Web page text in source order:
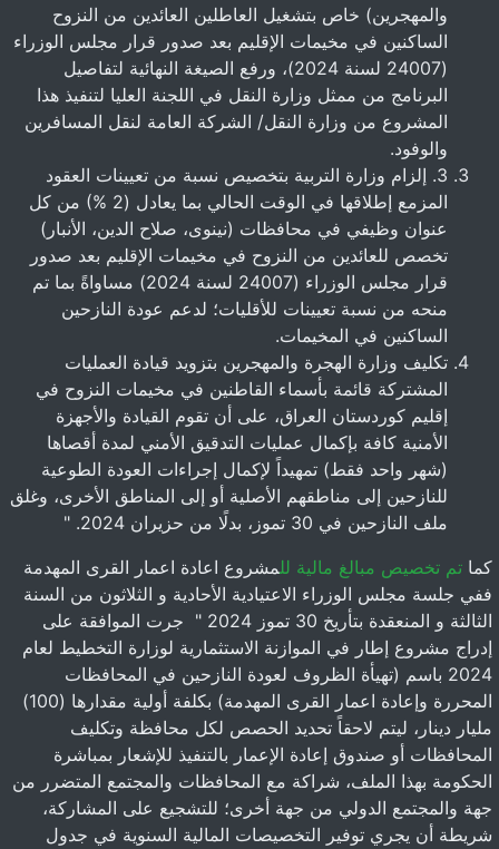
والمهجرين) خاص بتشغيل العاطلين العائدين من النزوح
الساكنين في مخيمات الإقليم بعد صدور قرار مجلس الوزراء
(24007 لسنة 2024)، ورفع الصيغة النهائية لتفاصيل
البرنامج من ممثل وزارة النقل في اللجنة العليا لتنفيذ هذا
المشروع من وزارة النقل/ الشركة العامة لنقل المسافرين
والوفود.
3. إلزام وزارة التربية بتخصيص نسبة من تعيينات العقود
المزمع إطلاقها في الوقت الحالي بما يعادل (2 %) من كل
عنوان وظيفي في محافظات (نينوى، صلاح الدين، الأنبار)
تخصص للعائدين من النزوح في مخيمات الإقليم بعد صدور
قرار مجلس الوزراء (24007 لسنة 2024) مساواةً بما تم
منحه من نسبة تعيينات للأقليات؛ لدعم عودة النازحين
الساكنين في المخيمات.
تكليف وزارة الهجرة والمهجرين بتزويد قيادة العمليات
المشتركة قائمة بأسماء القاطنين في مخيمات النزوح في
إقليم كوردستان العراق، على أن تقوم القيادة والأجهزة
الأمنية كافة بإكمال عمليات التدقيق الأمني لمدة أقصاها
(شهر واحد فقط) تمهيداً لإكمال إجراءات العودة الطوعية
للنازحين إلى مناطقهم الأصلية أو إلى المناطق الأخرى، وغلق
ملف النازحين في 30 تموز، بدلًا من حزيران 2024. "
كما تم تخصيص مبالغ مالية للمشروع اعادة اعمار القرى المهدمة
ففي جلسة مجلس الوزراء الاعتيادية الأحادية و الثلاثون من السنة
الثالثة و المنعقدة بتأريخ 30 تموز 2024 " جرت الموافقة على
إدراج مشروع إطار في الموازنة الاستثمارية لوزارة التخطيط لعام
2024 باسم (تهيأة الظروف لعودة النازحين في المحافظات
المحررة وإعادة اعمار القرى المهدمة) بكلفة أولية مقدارها (100)
مليار دينار، ليتم لاحقاً تحديد الحصص لكل محافظة وتكليف
المحافظات أو صندوق إعادة الإعمار بالتنفيذ للإشعار بمباشرة
الحكومة بهذا الملف، شراكة مع المحافظات والمجتمع المتضرر من
جهة والمجتمع الدولي من جهة أخرى؛ للتشجيع على المشاركة،
شريطة أن يجري توفير التخصيصات المالية السنوية في جدول